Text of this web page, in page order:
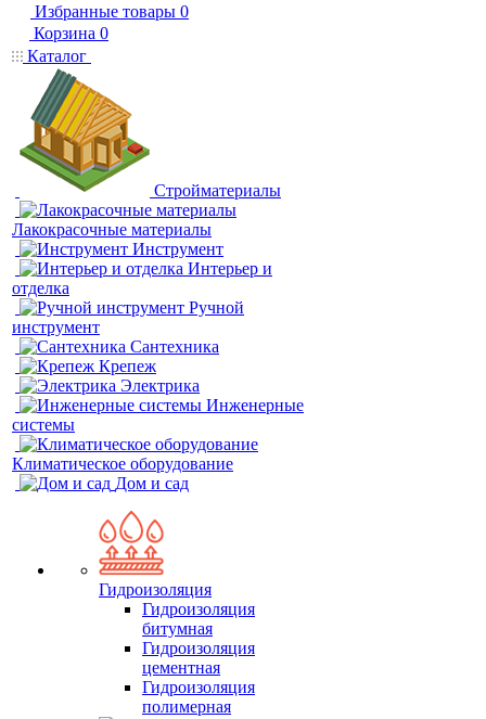
Избранные товары 0
Корзина 0
Каталог
Стройматериалы
Лакокрасочные материалы
Инструмент
Интерьер и
отделка
Ручной
инструмент
Сантехника
Крепеж
Электрика
Инженерные
системы
Климатическое оборудование
Дом и сад
Гидроизоляция
Гидроизоляция
битумная
Гидроизоляция
цементная
Гидроизоляция
полимерная